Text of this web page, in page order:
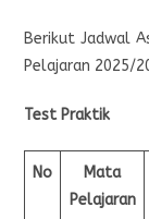
Berikut Jadwal
Pelajaran 2025/
Test Praktik
No
Mata
Pelajaran